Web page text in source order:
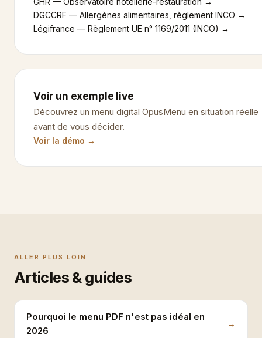
DGCCRF — Allergènes alimentaires, règlement INCO →
Légifrance — Règlement UE n° 1169/2011 (INCO) →
Voir un exemple live
Découvrez un menu digital OpusMenu en situation réelle
avant de vous décider.
Voir la démo →
ALLER PLUS LOIN
Articles & guides
Pourquoi le menu PDF n'est pas idéal en
2026